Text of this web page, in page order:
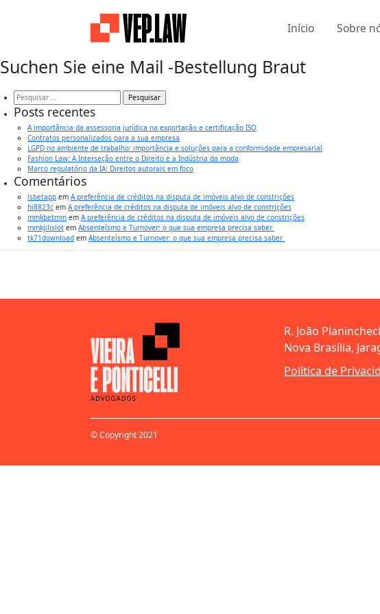
Início Sobre
Suchen Sie eine Mail -Bestellung Braut
Pesquisar
por:
Posts recentes
A importância da assessoria jurídica na exportação e certificação ISO
Contratos personalizados para a sua empresa
LGPD no ambiente de trabalho: importância e soluções para a conformidade empresarial
Fashion Law: A Interseção entre o Direito e a Indústria da moda
Marco regulatório da IA: Direitos autorais em foco
Comentários
lsbetapp em A preferência de créditos na disputa de imóveis alvo de constrições
hi8823c em A preferência de créditos na disputa de imóveis alvo de constrições
mmkbetmm em A preferência de créditos na disputa de imóveis alvo de constrições
mmkjilislot em Absenteísmo e Turnover: o que sua empresa precisa saber
tk71download em Absenteísmo e Turnover: o que sua empresa precisa saber
R. João
Nova Brasília,
Política de
© Copyright 2021